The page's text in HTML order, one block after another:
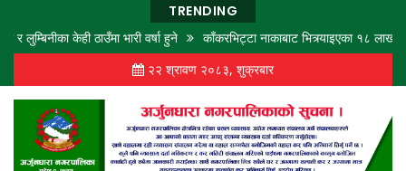
TRENDING
केही ठाउँमा भारी वर्षा हुने
काँकरभिट्टा नाकाबाट भित्र्याइएका १८ लाख ७४
२२ श्रावण २०८३, शुक्रबार
पृष्ठ
समाज